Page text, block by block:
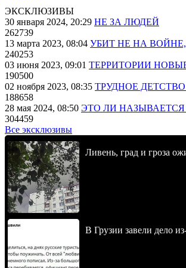
ЭКСКЛЮЗИВЫ
30 января 2024, 20:29 НЕ ЗА ЛЮДЕЙ
262739
13 марта 2023, 08:04 УБИТ НЕ НА
240253
03 июня 2023, 09:01 ТЕРРИТОРИИ
190500
02 ноября 2023, 08:35 ТРУДНОЕ
188658
28 мая 2024, 08:50 ЭТО ЛИ
304459
Все эксклюзивы
Ливень, град и гроза
В Грузии завели дело